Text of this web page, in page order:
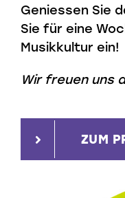
Geniessen Sie
Sie für eine
Musikkultur ein!
Wir freuen uns
ZUM